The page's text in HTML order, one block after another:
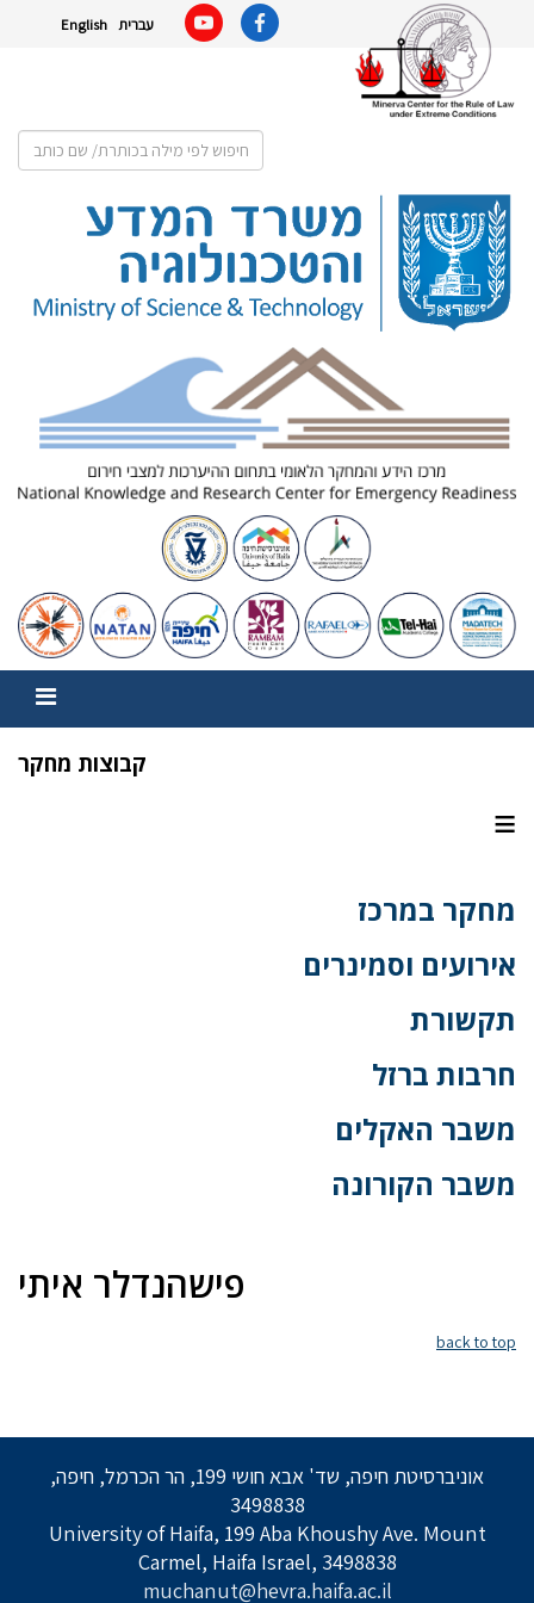
עברית English
קבוצות מחקר
≡
מחקר במרכז
אירועים וסמינרים
תקשורת
חרבות ברזל
משבר האקלים
משבר הקורונה
פישהנדלר איתי
back to top
אוניברסיטת חיפה, שד' אבא חושי 199, הר הכרמל, חיפה,
3498838
University of Haifa, 199 Aba Khoushy Ave. Mount
Carmel, Haifa Israel, 3498838
muchanut@hevra.haifa.ac.il